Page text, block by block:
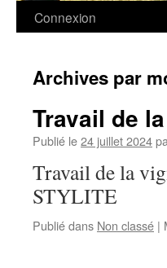
Connexion
Archives par
Travail de
Publié le24 juillet 2024
Travail de la
STYLITE
Publié dans Non classé |